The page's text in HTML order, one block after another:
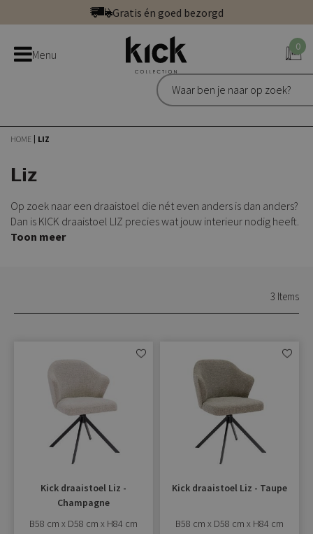
direct
naar
Gratis én goed bezorgd
Bestel bij de officiële Kick webshop
Uitstekend | 300+ reviews
Gratis én goed bezorgd
Menu
0
HOME LIZ
Liz
Op zoek naar een draaistoel die nét even anders is dan anders?
Dan is KICK draaistoel LIZ precies wat jouw interieur nodig heeft.
Toon meer
3 Items
Kick draaistoel Liz -
Champagne
B58 cm x D58 cm x H84 cm
Kick draaistoel Liz - Taupe
B58 cm x D58 cm x H84 cm